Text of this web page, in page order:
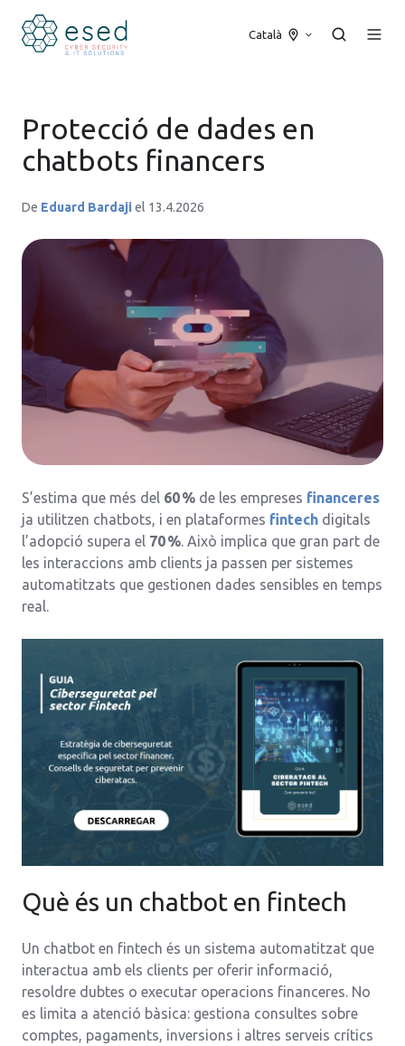
Català
Protecció de dades en
chatbots financers
De Eduard Bardajiel 13.4.2026
S’estima que més del 60 % de les empreses financeres
ja utilitzen chatbots, i en plataformes fintech digitals
l’adopció supera el 70 %. Això implica que gran part de
les interaccions amb clients ja passen per sistemes
automatitzats que gestionen dades sensibles en temps
real.
Què és un chatbot en fintech
Un chatbot en fintech és un sistema automatitzat que
interactua amb els clients per oferir informació,
resoldre dubtes o executar operacions financeres. No
es limita a atenció bàsica: gestiona consultes sobre
comptes, pagaments, inversions i altres serveis crítics